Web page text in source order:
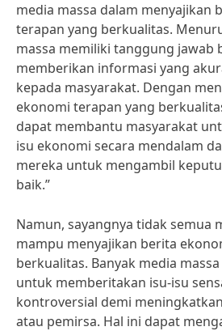
media massa dalam menyajikan
terapan yang berkualitas.
massa memiliki tanggung jawab
memberikan informasi yang
kepada masyarakat. Dengan
ekonomi terapan yang
dapat membantu masyarakat
isu ekonomi secara mendalam
mereka untuk mengambil
baik.”
Namun, sayangnya tidak semua
mampu menyajikan berita
berkualitas. Banyak media
untuk memberitakan isu-isu
kontroversial demi
atau pemirsa. Hal ini dapat